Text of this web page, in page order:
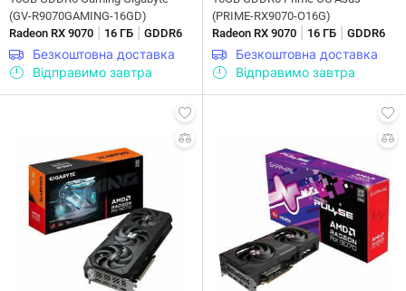
(GV-R9070GAMING-16GD)
Radeon RX 9070
16 ГБ GDDR6
Безкоштовна доставка
Відправимо завтра
(PRIME-RX9070-O16G)
Radeon RX 9070
16 ГБ GDDR6
Безкоштовна доставка
Відправимо завтра